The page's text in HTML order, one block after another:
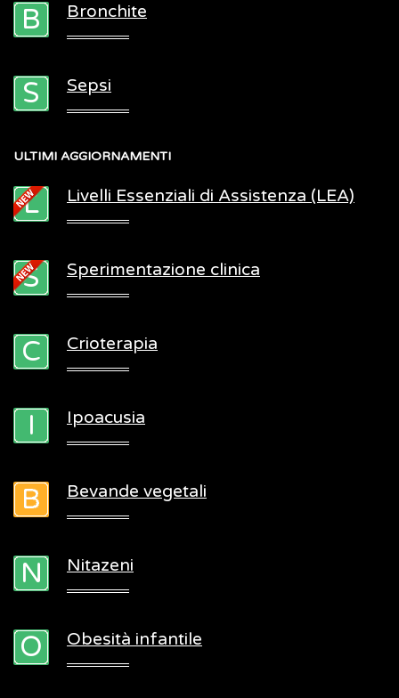
Bronchite
Sepsi
ULTIMI AGGIORNAMENTI
Livelli Essenziali di Assistenza (LEA)
Sperimentazione clinica
Crioterapia
Ipoacusia
Bevande vegetali
Nitazeni
Obesità infantile